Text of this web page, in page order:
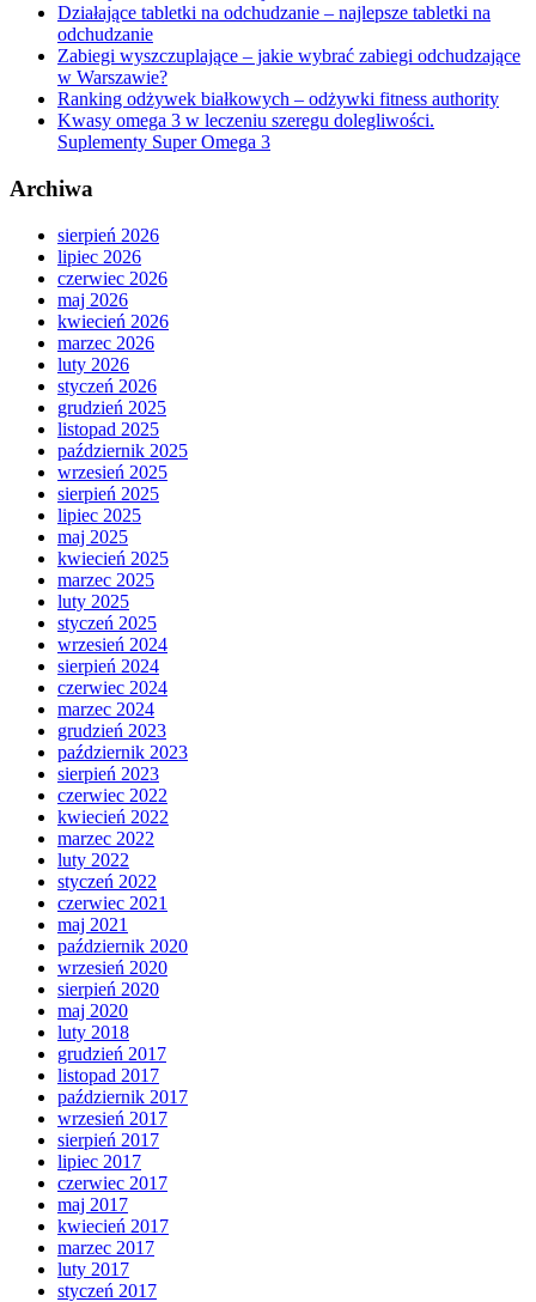
Działające tabletki na odchudzanie – najlepsze tabletki na
odchudzanie
Zabiegi wyszczuplające – jakie wybrać zabiegi odchudzające
w Warszawie?
Ranking odżywek białkowych – odżywki fitness authority
Kwasy omega 3 w leczeniu szeregu dolegliwości.
Suplementy Super Omega 3
Archiwa
sierpień 2026
lipiec 2026
czerwiec 2026
maj 2026
kwiecień 2026
marzec 2026
luty 2026
styczeń 2026
grudzień 2025
listopad 2025
październik 2025
wrzesień 2025
sierpień 2025
lipiec 2025
maj 2025
kwiecień 2025
marzec 2025
luty 2025
styczeń 2025
wrzesień 2024
sierpień 2024
czerwiec 2024
marzec 2024
grudzień 2023
październik 2023
sierpień 2023
czerwiec 2022
kwiecień 2022
marzec 2022
luty 2022
styczeń 2022
czerwiec 2021
maj 2021
październik 2020
wrzesień 2020
sierpień 2020
maj 2020
luty 2018
grudzień 2017
listopad 2017
październik 2017
wrzesień 2017
sierpień 2017
lipiec 2017
czerwiec 2017
maj 2017
kwiecień 2017
marzec 2017
luty 2017
styczeń 2017